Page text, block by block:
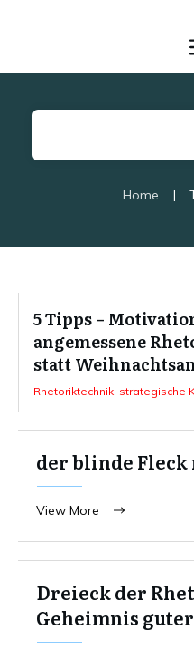
Home |
5 Tipps –
angemessene
statt
Rhetoriktechnik strategische
der blinde
View More
Dreieck der
Geheimnis